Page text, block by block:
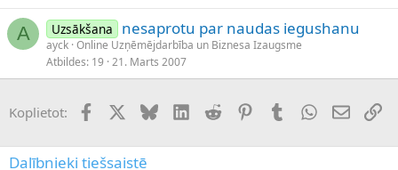
A Uzsākšana nesaprotu par naudas iegushanu
ayck Online Uzņēmējdarbība un Biznesa Izaugsme
Atbildes 19 21. Marts 2007
Koplietot: FacebookX (Twitter)
BlueskyLinkedInReddit PinterestTumblrWhatsApp
E-pasts
Dalībnieki tiešsaistē